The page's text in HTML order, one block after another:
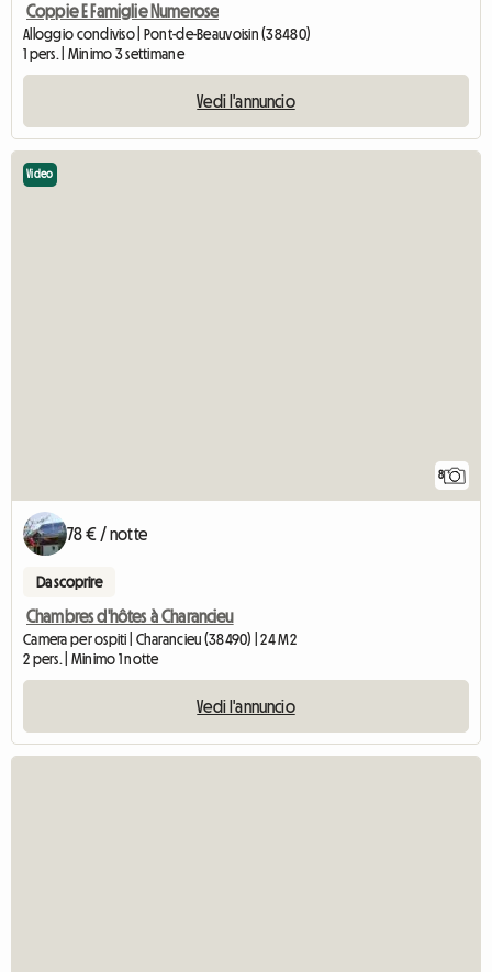
Coppie E Famiglie Numerose
Alloggio condiviso | Pont-de-Beauvoisin (38480)
1 pers. | Minimo 3 settimane
Vedi l'annuncio
8
Video
78 € / notte
Da scoprire
Chambres d'hôtes à Charancieu
Camera per ospiti | Charancieu (38490) | 24 M2
2 pers. | Minimo 1 notte
Vedi l'annuncio